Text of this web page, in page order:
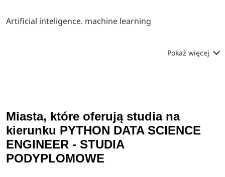
Artificial inteligence. machine learning
Pokaż więcej
Miasta, które oferują studia na
kierunku PYTHON DATA SCIENCE
ENGINEER - STUDIA
PODYPLOMOWE